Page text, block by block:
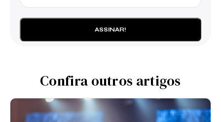
Confira outros artigos